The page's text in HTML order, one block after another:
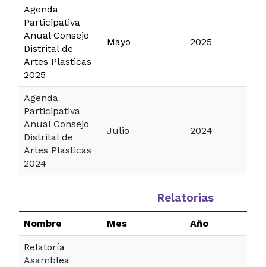
Agenda
Participativa
Anual Consejo
Distrital de
Artes Plasticas
2025
Mayo 2025
Agenda
Participativa
Anual Consejo
Distrital de
Artes Plasticas
2024
Julio 2024
Relatorias
Nombre Mes Año
Relatoría
Asamblea